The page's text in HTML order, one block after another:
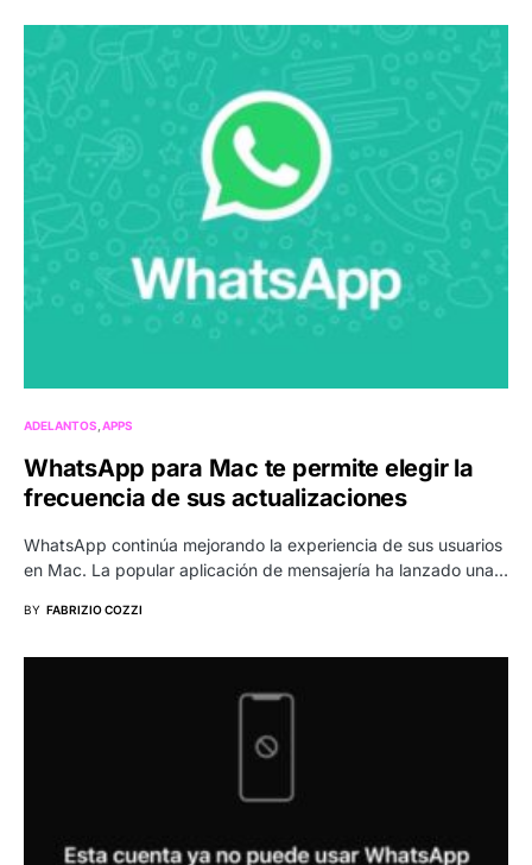
ADELANTOS APPS
WhatsApp para Mac te permite elegir la
frecuencia de sus actualizaciones
WhatsApp continúa mejorando la experiencia de sus usuarios
en Mac. La popular aplicación de mensajería ha lanzado una…
BY FABRIZIO COZZI